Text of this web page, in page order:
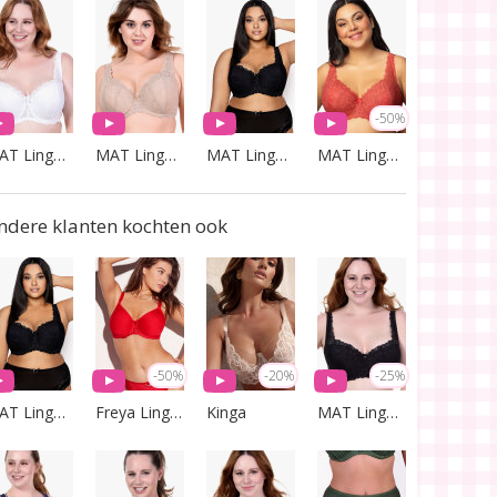
MAT Lingerie MAT Lingerie MAT Lingerie
-50%
MAT Lingerie
klanten kochten ook
MAT Lingerie
-50%
Freya Lingerie
-20%
Kinga
-25%
MAT Lingerie